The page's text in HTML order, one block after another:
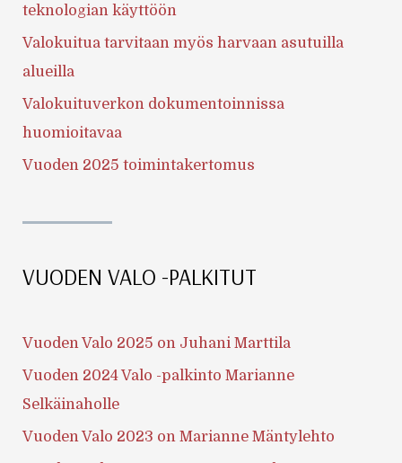
teknologian käyttöön
Valokuitua tarvitaan myös harvaan asutuilla
alueilla
Valokuituverkon dokumentoinnissa
huomioitavaa
Vuoden 2025 toimintakertomus
VUODEN VALO -PALKITUT
Vuoden Valo 2025 on Juhani Marttila
Vuoden 2024 Valo -palkinto Marianne
Selkäinaholle
Vuoden Valo 2023 on Marianne Mäntylehto